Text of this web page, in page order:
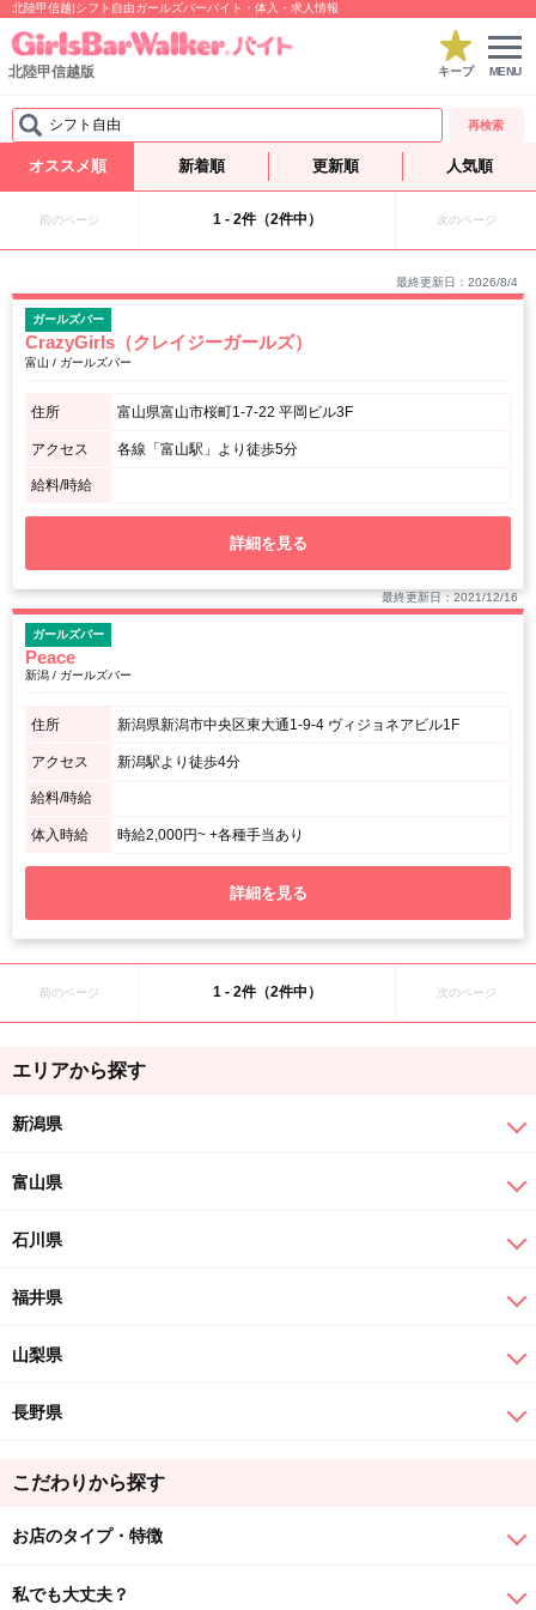
北陸甲信越|シフト自由ガールズバーバイト・体入・求人情報
北陸甲信越版 キープ MENU
シフト自由 再検索
オススメ順 新着順 更新順 人気順
前のページ 1 - 2件（2件中） 次のページ
最終更新日：2026/8/4
ガールズバー
CrazyGirls（クレイジーガールズ）
富山 / ガールズバー
住所 富山県富山市桜町1-7-22 平岡ビル3F
アクセス 各線「富山駅」より徒歩5分
給料/時給
詳細を見る
最終更新日：2021/12/16
ガールズバー
Peace
新潟 / ガールズバー
住所 新潟県新潟市中央区東大通1-9-4 ヴィジョネアビル1F
アクセス 新潟駅より徒歩4分
給料/時給
体入時給 時給2,000円~ +各種手当あり
詳細を見る
前のページ 1 - 2件（2件中） 次のページ
エリアから探す
新潟県
富山県
石川県
福井県
山梨県
長野県
こだわりから探す
お店のタイプ・特徴
私でも大丈夫？